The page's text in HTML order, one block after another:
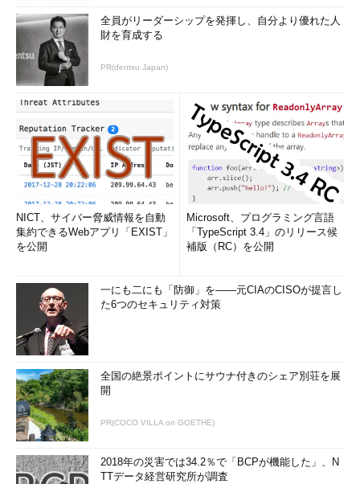
全員がリーダーシップを発揮し、自分より優れた人
財を育成する
PR(dentsu Japan)
NICT、サイバー脅威情報を自動
集約できるWebアプリ「EXIST」
を公開
Microsoft、プログラミング言語
「TypeScript 3.4」のリリース候
補版（RC）を公開
一にも二にも「防御」を――元CIAのCISOが提言し
た6つのセキュリティ対策
全国の絶景ポイントにサウナ付きのシェア別荘を展
開
PR(COCO VILLA on GOETHE)
2018年の災害では34.2％で「BCPが機能した」、N
TTデータ経営研究所が調査